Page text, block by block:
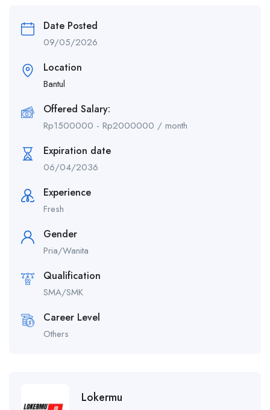
Date Posted
09/05/2026
Location
Bantul
Offered Salary:
Rp1500000 - Rp2000000 / month
Expiration date
06/04/2036
Experience
Fresh
Gender
Pria/Wanita
Qualification
SMA/SMK
Career Level
Others
Lokermu